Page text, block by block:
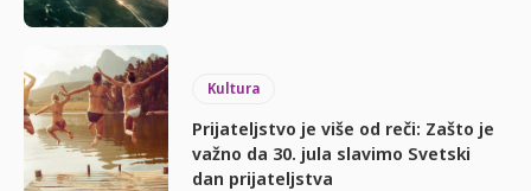
Kultura
Prijateljstvo je više od reči: Zašto je
važno da 30. jula slavimo Svetski
dan prijateljstva